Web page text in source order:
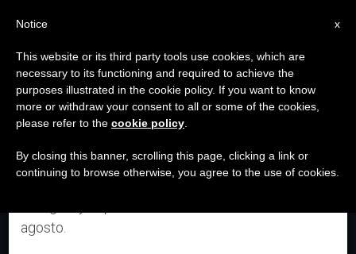
ETIQUETA
Posts Tagged ‘Teresio
Olivelli’
ÚLTIMAS NOTICIAS
×
Aviso importante
Del 27 de julio al 7 de agosto haremos la pausa
anual, aprovechando que en el periodo de verano
se generan menos informaciones y también el
agosto.
x
Notice
This website or its third party tools use cookies, which are
necessary to its functioning and required to achieve the
purposes illustrated in the cookie policy. If you want to know
more or withdraw your consent to all or some of the cookies,
please refer to the cookie policy
By closing this banner, scrolling this page, clicking a link or
continuing to browse otherwise, you agree to the use of cookies.